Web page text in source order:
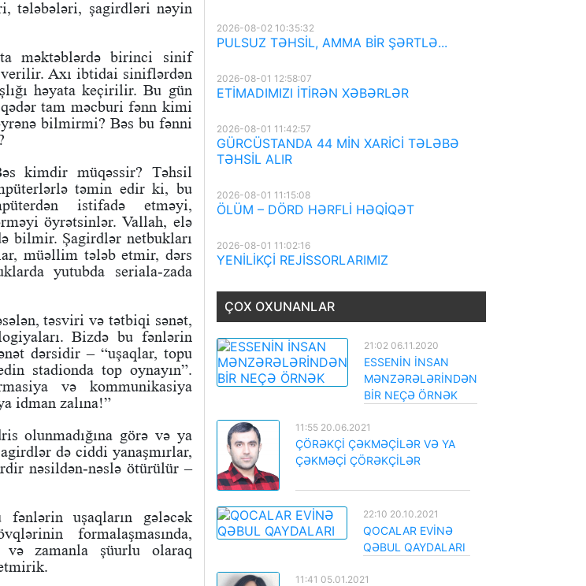
tələbələri, şagirdləri nəyin
məktəblərdə birinci sinif
Axı ibtidai siniflərdən
həyata keçirilir. Bu gün
tam məcburi fənn kimi
bilmirmi? Bəs bu fənni
kimdir müqəssir? Təhsil
təmin edir ki, bu
istifadə etməyi,
öyrətsinlər. Vallah, elə
bilmir. Şagirdlər netbukları
müəllim tələb etmir, dərs
yutubda seriala-zada
təsviri və tətbiqi sənət,
Bizdə bu fənlərin
dərsidir – “uşaqlar, topu
stadionda top oynayın”.
və kommunikasiya
idman zalına!”
olunmadığına görə və ya
də ciddi yanaşmırlar,
nəsildən-nəslə ötürülür –
uşaqların gələcək
formalaşmasında,
və zamanla şüurlu olaraq
2026-08-02 10:35:32
PULSUZ TƏHSİL, AMMA BİR ŞƏRTLƏ...
2026-08-01 12:58:07
ETİMADIMIZI İTİRƏN XƏBƏRLƏR
2026-08-01 11:42:57
GÜRCÜSTANDA 44 MİN XARİCİ TƏLƏBƏ
TƏHSİL ALIR
2026-08-01 11:15:08
ÖLÜM – DÖRD HƏRFLİ HƏQİQƏT
2026-08-01 11:02:16
YENİLİKÇİ REJİSSORLARIMIZ
ÇOX OXUNANLAR
21:02 06.11.2020
ESSENİN İNSAN
MƏNZƏRƏLƏRİNDƏN
BİR NEÇƏ ÖRNƏK
11:55 20.06.2021
ÇÖRƏKÇİ ÇƏKMƏÇİLƏR VƏ YA
ÇƏKMƏÇİ ÇÖRƏKÇİLƏR
22:10 20.10.2021
QOCALAR EVİNƏ
QƏBUL QAYDALARI
11:41 05.01.2021